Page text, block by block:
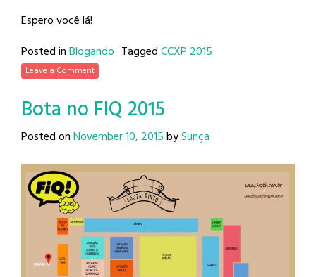
Espero você lá!
Posted inBlogando TaggedCCXP 2015
Leave a Comment
Bota no FIQ 2015
Posted onNovember 10, 2015bySunça